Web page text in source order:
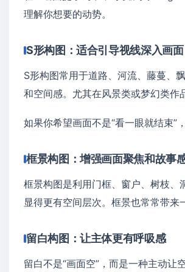
理解你想要的动势。
S形构图：适合引导视线深入画面
S形构图常用于道路、河流、藤蔓、
和空间感。尤其在风景类或梦幻类作
如果你希望画面不是“看一眼就结束”
框景构图：增强画面聚焦和故事
框景构图是利用门框、窗户、树枝、
显得更有空间层次。框景也常常带来
留白构图：让主体更有呼吸感
留白不是“画面空”，而是一种主动